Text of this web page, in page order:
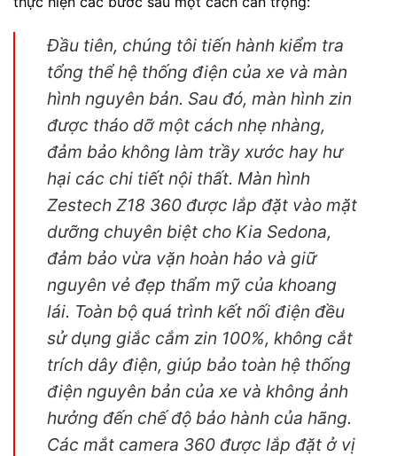
Đầu tiên, chúng tôi tiến hành kiểm tra
tổng thể hệ thống điện của xe và màn
hình nguyên bản. Sau đó, màn hình zin
được tháo dỡ một cách nhẹ nhàng,
đảm bảo không làm trầy xước hay hư
hại các chi tiết nội thất. Màn hình
Zestech Z18 360 được lắp đặt vào mặt
dưỡng chuyên biệt cho Kia Sedona,
đảm bảo vừa vặn hoàn hảo và giữ
nguyên vẻ đẹp thẩm mỹ của khoang
lái. Toàn bộ quá trình kết nối điện đều
sử dụng giắc cắm zin 100%, không cắt
trích dây điện, giúp bảo toàn hệ thống
điện nguyên bản của xe và không ảnh
hưởng đến chế độ bảo hành của hãng.
Các mắt camera 360 được lắp đặt ở vị